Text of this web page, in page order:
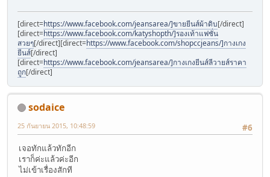
[direct=https://www.facebook.com/jeansarea/]ขายยีนส์ผ้าดิบ[/direct]
[direct=https://www.facebook.com/katyshopth/]รองเท้าแฟชั่น
สวยๆ[/direct][direct=https://www.facebook.com/shopccjeans/]กางเกง
ยีนส์[/direct]
[direct=https://www.facebook.com/jeansarea/]กางเกงยีนส์ลีวายส์ราคา
ถูก[/direct]
sodaice
#6
25 กันยายน 2015, 10:48:59
เจอทักแล้วทักอีก
เราก็ค่ะแล้วค่ะอีก
ไม่เข้าเรื่องสักที